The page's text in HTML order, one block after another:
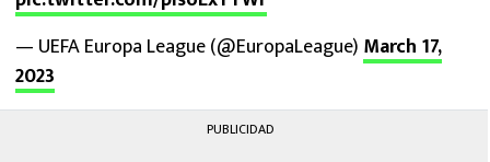
— UEFA Europa League (@EuropaLeague) March 17,
2023
PUBLICIDAD